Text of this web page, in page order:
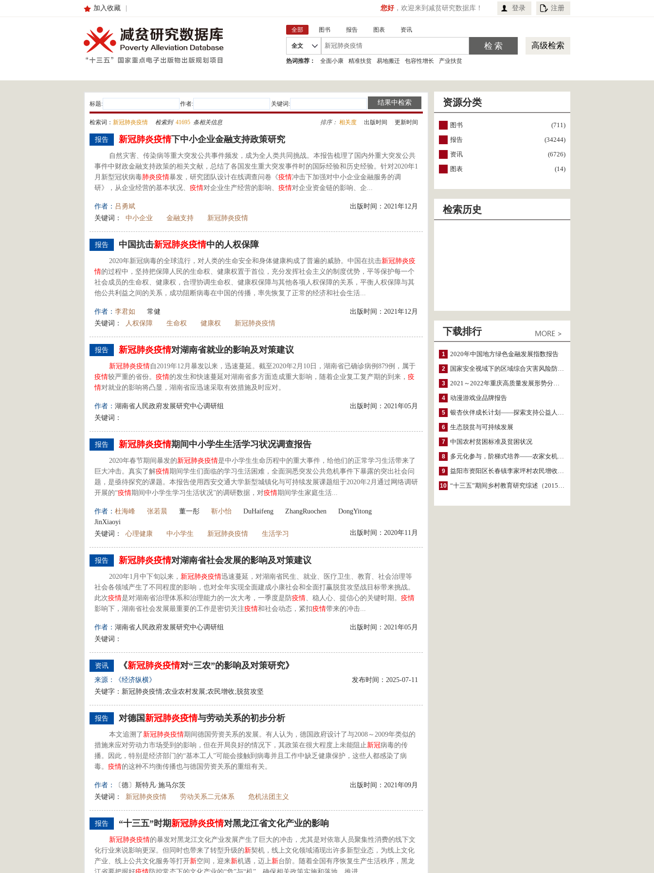
加入收藏 登录 注册
您好 ，欢迎来到减贫研究数据库！
全部 图书 报告 图表 资讯
全文 高级检索
热词推荐： 全面小康 精准扶贫 易地搬迁 包容性增长 产业扶贫
标题: 作者: 关键词:
排序： 相关度 出版时间 更新时间
检索词： 新冠肺炎疫情 检索到 41695 条相关信息
报告 新冠肺炎疫情下中小企业金融支持政策研究
自然灾害、传染病等重大突发公共事件频发，成为全人类共同挑战。本报告梳理了国内外重大突发公共
事件中财政金融支持政策的相关文献，总结了各国发生重大突发事件时的国际经验和历史经验。针对2020年1
月新型冠状病毒肺炎疫情暴发，研究团队设计在线调查问卷《疫情冲击下加强对中小企业金融服务的调
研》，从企业经营的基本状况、 疫情对企业生产经营的影响、 疫情对企业资金链的影响、企...
作者： 吕勇斌
出版时间：2021年12月
关键词：
中小企业 金融支持 新冠肺炎疫情
报告 中国抗击新冠肺炎疫情中的人权保障
2020年新冠病毒的全球流行，对人类的生命安全和身体健康构成了普遍的威胁。中国在抗击新冠肺炎疫
情的过程中，坚持把保障人民的生命权、健康权置于首位，充分发挥社会主义的制度优势，平等保护每一个
社会成员的生命权、健康权，合理协调生命权、健康权保障与其他各项人权保障的关系，平衡人权保障与其
他公共利益之间的关系，成功阻断病毒在中国的传播，率先恢复了正常的经济和社会生活...
作者： 李君如 常健
出版时间：2021年12月
关键词：
人权保障 生命权 健康权 新冠肺炎疫情
报告 新冠肺炎疫情对湖南省就业的影响及对策建议
新冠肺炎疫情自2019年12月暴发以来，迅速蔓延。截至2020年2月10日，湖南省已确诊病例879例，属于
疫情较严重的省份。 疫情的发生和快速蔓延对湖南省多方面造成重大影响，随着企业复工复产期的到来， 疫
情对就业的影响将凸显，湖南省应迅速采取有效措施及时应对。
作者： 湖南省人民政府发展研究中心调研组
出版时间：2021年05月
关键词：
报告 新冠肺炎疫情期间中小学生生活学习状况调查报告
2020年春节期间暴发的新冠肺炎疫情是中小学生生命历程中的重大事件，给他们的正常学习生活带来了
巨大冲击。真实了解疫情期间学生们面临的学习生活困难，全面洞悉突发公共危机事件下暴露的突出社会问
题，是亟待探究的课题。本报告使用西安交通大学新型城镇化与可持续发展课题组于2020年2月通过网络调研
开展的“疫情期间中小学生学习生活状况”的调研数据，对疫情期间学生家庭生活...
作者： 杜海峰 张若晨 董一彤 靳小怡 DuHaifeng ZhangRuochen
DongYitong
JinXiaoyi
出版时间：2020年11月
关键词： 心理健康 中小学生 新冠肺炎疫情 生活学习
报告 新冠肺炎疫情对湖南省社会发展的影响及对策建议
2020年1月中下旬以来， 新冠肺炎疫情迅速蔓延，对湖南省民生、就业、医疗卫生、教育、社会治理等
社会各领域产生了不同程度的影响，也对全年实现全面建成小康社会和全面打赢脱贫攻坚战目标带来挑战。
此次疫情是对湖南省治理体系和治理能力的一次大考，一季度是防疫情、稳人心、提信心的关键时期。 疫情
影响下，湖南省社会发展最重要的工作是密切关注疫情和社会动态，紧扣疫情带来的冲击...
作者： 湖南省人民政府发展研究中心调研组
出版时间：2021年05月
关键词：
资讯 《新冠肺炎疫情对“三农”的影响及对策研究》
来源：《经济纵横》
发布时间：2025-07-11
关键字：新冠肺炎疫情;农业农村发展;农民增收;脱贫攻坚
报告 对德国新冠肺炎疫情与劳动关系的初步分析
本文追溯了 新冠肺炎疫情期间德国劳资关系的发展。有人认为，德国政府设计了与2008～2009年类似的
措施来应对劳动力市场受到的影响，但在开局良好的情况下，其政策在很大程度上未能阻止 新冠病毒的传
播。因此，特别是经济部门的“基本工人”可能会接触到病毒并且工作中缺乏健康保护，这些人都感染了病
毒。 疫情的这种不均衡传播也与德国劳资关系的重组有关。
作者： 〔德〕斯特凡·施马尔茨
出版时间：2021年09月
关键词：
新冠肺炎疫情 劳动关系二元体系 危机法团主义
报告 “十三五”时期新冠肺炎疫情对黑龙江省文化产业的影响
新冠肺炎疫情的暴发对黑龙江文化产业发展产生了巨大的冲击，尤其是对依靠人员聚集性消费的线下文
化行业来说影响更深。但同时也带来了转型升级的新契机，线上文化领域涌现出许多新型业态，为线上文化
产业、线上公共文化服务等打开新空间，迎来新机遇，迈上新台阶。随着全国有序恢复生产生活秩序，黑龙
资源分类
图书
(711)
报告
(34244)
资讯
(6726)
图表
(14)
检索历史
下载排行
1 2020年中国地方绿色金融发展指数报告
2 国家安全视域下的区域综合灾害风险防范与风险融资战略思考
3 2021～2022年重庆高质量发展形势分析与预测
4 动漫游戏业品牌报告
5 银杏伙伴成长计划——探索支持公益人才的路径
6 生态脱贫与可持续发展
7 中国农村贫困标准及贫困状况
8 多元化参与，阶梯式培养——农家女机构农村妇女参政项目介绍
9 益阳市资阳区长春镇李家坪村农民增收调研报告
10 “十三五”期间乡村教育研究综述（2015～2020）